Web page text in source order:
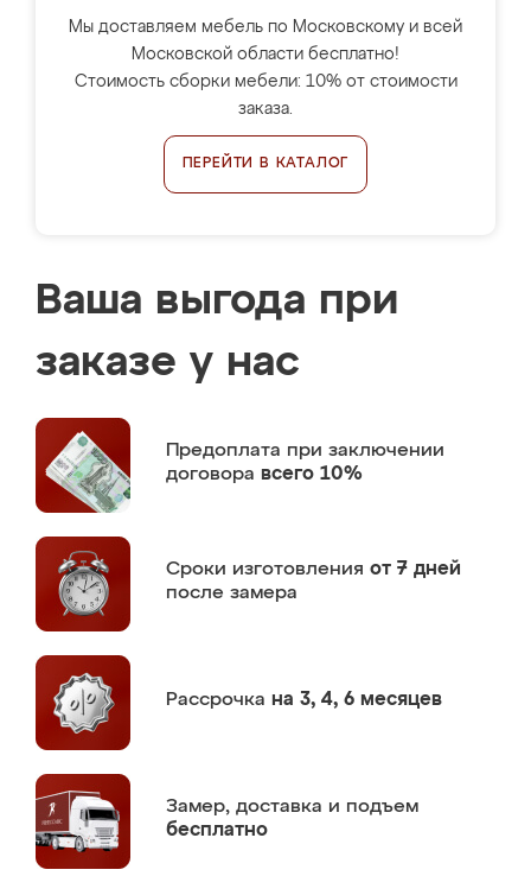
Мы доставляем мебель по Московскому и всей
Московской области бесплатно!
Стоимость сборки мебели: 10% от стоимости
заказа.
ПЕРЕЙТИ В КАТАЛОГ
Ваша выгода при
заказе у нас
Предоплата при заключении
договора всего 10%
Сроки изготовления от 7 дней
после замера
Рассрочка на 3, 4, 6 месяцев
Замер, доставка и подъем
бесплатно